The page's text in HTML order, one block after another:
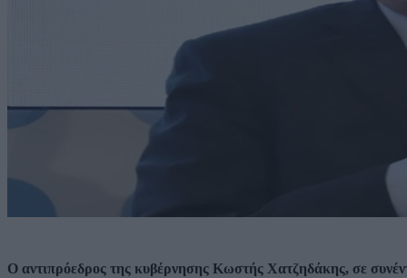
Ο αντιπρόεδρος της κυβέρνησης Κωστής Χατζηδάκης, σε